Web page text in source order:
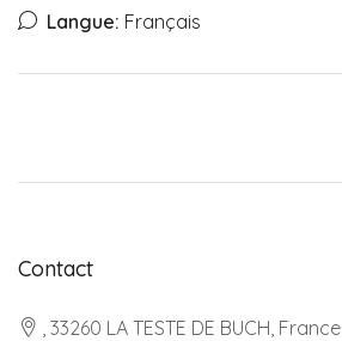
Langue: Français
Contact
, 33260 LA TESTE DE BUCH, France